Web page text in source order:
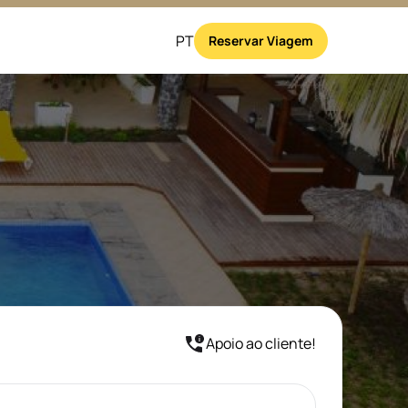
✕
PT Reservar Viagem
✕
Apoio ao cliente!